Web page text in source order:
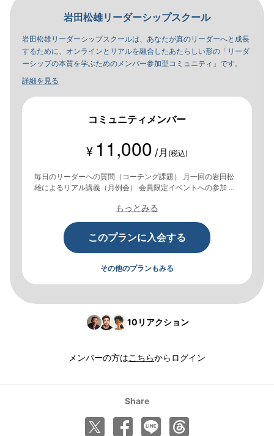
岩田松雄リーダーシップスクール
岩田松雄リーダーシップスクールは、あなたが真のリーダーへと成長
するために、オンラインとリアルを融合したあたらしい形の「リーダ
ーシップの本質を学ぶためのメンバー参加型コミュニティ」です。
詳細を見る
コミュニティメンバー
¥ 11,000 /月 (税込)
毎日のリーダーへの質問（コーチング課題） 月一回の岩田松
雄によるリアル講義（月例会） 会員限定イベントへの参加 オ
もっとみる
このプランに入会する
その他のプランもみる
10 リアクション
メンバーの方はこちらからログイン
Share